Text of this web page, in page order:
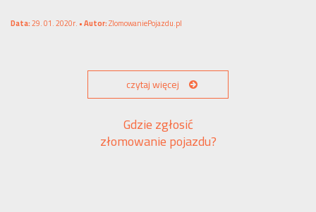
Data:29. 01. 2020r. •Autor:ZlomowaniePojazdu.pl
czytaj więcej
Gdzie zgłosić
złomowanie pojazdu?